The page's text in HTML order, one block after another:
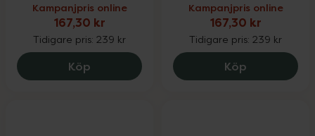
Kampanjpris online
167,30 kr
Tidigare pris: 239 kr
Köp Eucerin Sun Pigment Control SPF50+,
Kampanjpris online
167,30 kr
Tidigare pris: 239 kr
Köp EVY